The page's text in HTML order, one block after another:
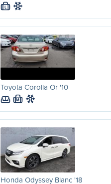
L
Toyota Corolla Or '10
M
Honda Odyssey Blanc '18